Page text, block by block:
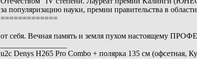
за популяризацию науки, премии правительства в
=============
от себя. Вечная память и земля пухом настоящему
u2c Denys H265 Pro Combo + полярка 135 см